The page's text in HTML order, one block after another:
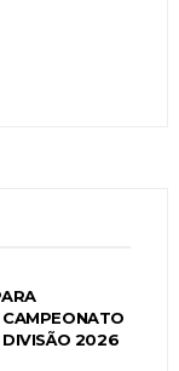
DIVISÃO 2026